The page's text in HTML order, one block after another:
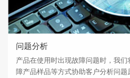
问题分析
产品在使用时出现故障问题时，我
障产品样品等方式协助客户分析问